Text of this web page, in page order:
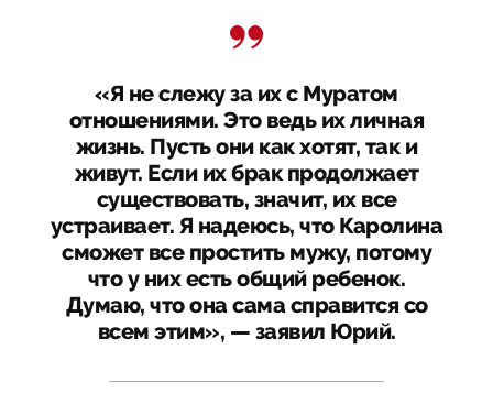
«Я не слежу за их с Муратом
отношениями. Это ведь их личная
жизнь. Пусть они как хотят, так и
живут. Если их брак продолжает
существовать, значит, их все
устраивает. Я надеюсь, что Каролина
сможет все простить мужу, потому
что у них есть общий ребенок.
Думаю, что она сама справится со
всем этим», — заявил Юрий.